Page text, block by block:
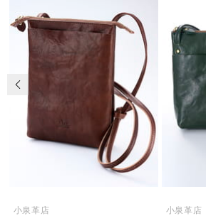
小泉革店 小泉革店
前の画像